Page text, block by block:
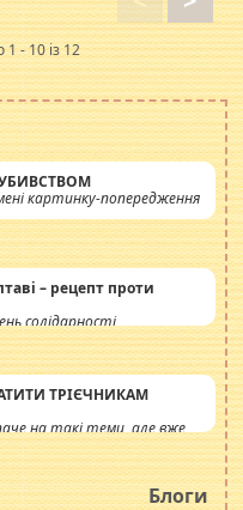
- 10 із 12
картинку-попередження
– рецепт проти
солідарності
ТРІЄЧНИКАМ
на такі теми, але вже
інсенуації
питання. Штучно
катастрофа.
Блоги